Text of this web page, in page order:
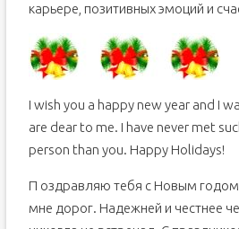
карьере, позитивных эмоций и
I wish you a happy new year and I
are dear to me. I have never met
person than you. Happy Holidays!
П оздравляю тебя с Новым годом
мне дорог. Надежней и честнее